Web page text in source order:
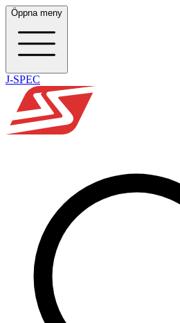
Öppna meny
J-SPEC